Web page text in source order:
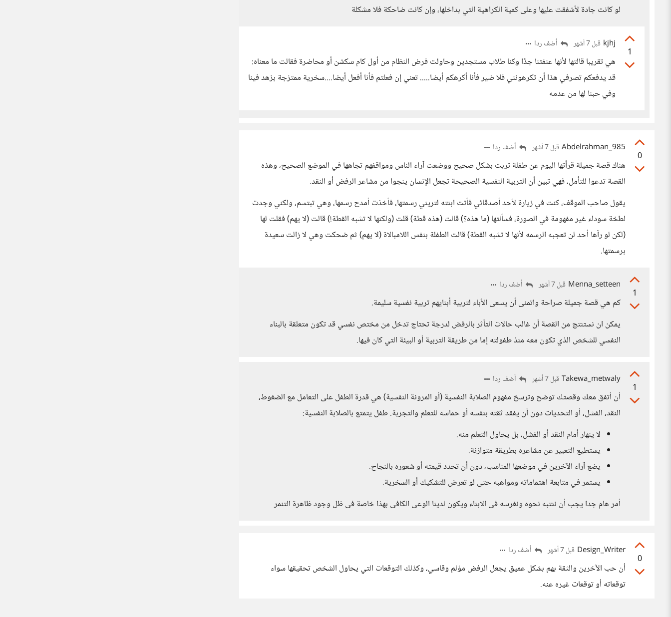
لو كانت جادة لأشفقت عليها وعلى كمية الكراهية التي بداخلها، وإن كانت ضاحكة فلا مشكلة
1
kjhj قبل 7 أشهر أضف ردا
هي تقريبا قالتها لأنها عنفتنا جدًا وكنا طلاب مستجدين وحاولت فرض النظام من أول كام سكشن أو محاضرة فقالت ما معناه:
قد يدفعكم تصرفي هذا أن تكرهونني فلا ضير فأنا أكرهكم أيضا..... تعني إن فعلتم فأنا أفعل أيضا....سخرية ممتزجة بزهد فينا
وفي حبنا لها من عدمه
0
Abdelrahman_985 قبل 7 أشهر أضف ردا
هناك قصة جميلة قرأتها اليوم عن طفلة تربت بشكل صحيح ووضعت آراء الناس ومواقفهم تجاهها في الموضع الصحيح، وهذه
القصة تدعوا للتأمل، فهي تبين أن التربية النفسية الصحيحة تجعل الإنسان ينجوا من مشاعر الرفض أو النقد.
يقول صاحب الموقف، كنت في زيارة لأحد أصدقائي فأتت ابنته لتريني رسمتها، فأخذت أمدح رسمها، وهي تبتسم، ولكني وجدت
لطخة سوداء غير مفهومة في الصورة، فسألتها (ما هذه؟) قالت (هذه قطة) قلت (ولكنها لا تشبه القطة!) قالت (لا يهم) فقلت لها
(لكن لو رآها أحد لن تعجبه الرسمه لأنها لا تشبه القطة) قالت الطفلة بنفس اللامبالاة (لا يهم) ثم ضحكت وهي لا زالت سعيدة
برسمتها.
1
Menna_setteen قبل 7 أشهر أضف ردا
كم هي قصة جميلة صراحة واتمنى أن يسعى الأباء لتربية أبنايهم تربية نفسية سليمة.
يمكن ان نستنتج من القصة أن غالب حالات التأثر بالرفض لدرجة تحتاج تدخل من مختص نفسي قد تكون متعلقة بالبناء
النفسي للشخص الذي تكون معه منذ طفولته إما من طريقة التربية أو البيئة التي كان فيها.
1
Takewa_metwaly قبل 7 أشهر أضف ردا
أن أتفق معك وقصتك توضح وترسخ مفهوم الصلابة النفسية (أو المرونة النفسية) هي قدرة الطفل على التعامل مع الضغوط،
النقد، الفشل، أو التحديات دون أن يفقد ثقته بنفسه أو حماسه للتعلم والتجربة. طفل يتمتع بالصلابة النفسية:
لا ينهار أمام النقد أو الفشل، بل يحاول التعلم منه.
يستطيع التعبير عن مشاعره بطريقة متوازنة.
يضع آراء الآخرين في موضعها المناسب، دون أن تحدد قيمته أو شعوره بالنجاح.
يستمر في متابعة اهتماماته ومواهبه حتى لو تعرض للتشكيك أو السخرية.
أمر هام جدا يجب أن ننتبه نحوه ونغرسه فى الابناء ويكون لدينا الوعى الكافى بهذا خاصة فى ظل وجود ظاهرة التنمر
0
Design_Writer قبل 7 أشهر أضف ردا
أن حب الآخرين والثقة بهم بشكل عميق يجعل الرفض مؤلم وقاسي، وكذلك التوقعات التي يحاول الشخص تحقيقها سواء
توقعاته أو توقعات غيره عنه.